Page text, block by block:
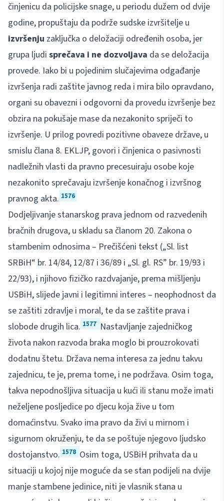
činjenicu da policijske snage, u periodu dužem od dvije
godine, propuštaju da podrže sudske izvršitelje u
izvršenju zaključka o deložaciji određenih osoba, jer
grupa ljudi sprečava i ne dozvoljava da se deložacija
provede. Iako bi u pojedinim slučajevima odgađanje
izvršenja radi zaštite javnog reda i mira bilo opravdano,
organi su obavezni i odgovorni da provedu izvršenje bez
obzira na pokušaje mase da nezakonito spriječi to
izvršenje. U prilog povredi pozitivne obaveze države, u
smislu člana 8. EKLJP, govori i činjenica o pasivnosti
nadležnih vlasti da pravno precesuiraju osobe koje
nezakonito sprečavaju izvršenje konačnog i izvršnog
pravnog akta. 1576
Dodjeljivanje stanarskog prava jednom od razvedenih
bračnih drugova, u skladu sa članom 20. Zakona o
stambenim odnosima – Prečišćeni tekst („Sl. list
SRBiH“ br. 14/84, 12/87 i 36/89 i „Sl. gl. RS” br. 19/93 i
22/93), i njihovo fizičko razdvajanje, prema mišljenju
USBiH, slijede javni i legitimni interes – neophodnost da
se zaštiti zdravlje i moral, te da se zaštite prava i
slobode drugih lica. 1577 Nastavljanje zajedničkog
života nakon razvoda braka moglo bi prouzrokovati
dodatnu štetu. Država nema interesa za jednu takvu
zajednicu, te je, prema tome, i ne podržava. Osim toga,
takva nepodnošljiva situacija u kući ili stanu može imati
neželjene posljedice po djecu koja žive u tom
domaćinstvu. Svako ima pravo da živi u mirnom i
sigurnom okruženju, te da se poštuje njegovo ljudsko
dostojanstvo. 1578 Osim toga, USBiH prihvata da u
situaciji u kojoj nije moguće da se stan podijeli na dvije
manje stambene jedinice, niti je vlasnik stana u